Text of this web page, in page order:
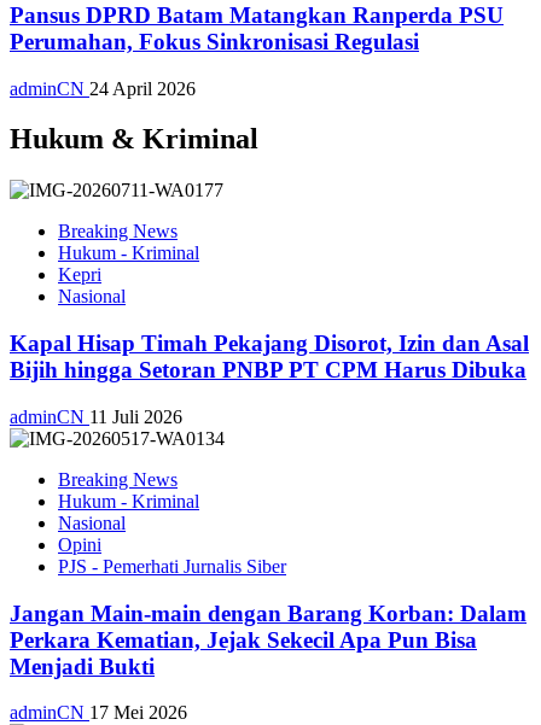
Pansus DPRD Batam Matangkan Ranperda PSU
Perumahan, Fokus Sinkronisasi Regulasi
adminCN 24 April 2026
Hukum & Kriminal
Breaking News
Hukum - Kriminal
Kepri
Nasional
Kapal Hisap Timah Pekajang Disorot, Izin dan Asal
Bijih hingga Setoran PNBP PT CPM Harus Dibuka
adminCN 11 Juli 2026
Breaking News
Hukum - Kriminal
Nasional
Opini
PJS - Pemerhati Jurnalis Siber
Jangan Main-main dengan Barang Korban: Dalam
Perkara Kematian, Jejak Sekecil Apa Pun Bisa
Menjadi Bukti
adminCN 17 Mei 2026